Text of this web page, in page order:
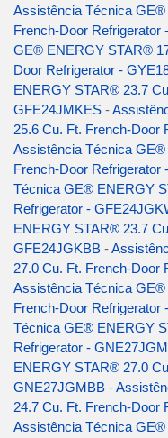
Assistência Técnica
French-Door Refrigerator
GE® ENERGY STAR®
Door Refrigerator -
ENERGY STAR® 23.7
GFE24JMKES -
25.6 Cu. Ft. French-Door
Assistência Técnica
French-Door Refrigerator
Técnica GE® ENERGY
Refrigerator -
ENERGY STAR® 23.7
GFE24JGKBB -
27.0 Cu. Ft. French-Door
Assistência Técnica
French-Door Refrigerator
Técnica GE® ENERGY
Refrigerator -
ENERGY STAR® 27.0
GNE27JGMBB -
24.7 Cu. Ft. French-Door
Assistência Técnica